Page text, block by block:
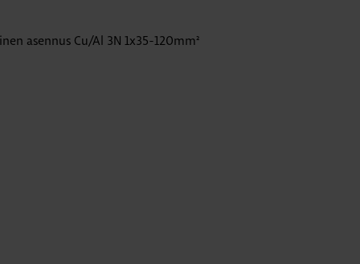
asennus Cu/Al 3N 1x35-120mm²